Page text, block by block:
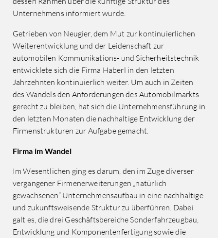
Unternehmens informiert wurde.
Getrieben von Neugier, dem Mut zur kontinuierlichen
Weiterentwicklung und der Leidenschaft zur
automobilen Kommunikations- und Sicherheitstechnik
entwicklete sich die Firma Haberl in den letzten
Jahrzehnten kontinuierlich weiter. Um auch in Zeiten
des Wandels den Anforderungen des Automobilmarkts
gerecht zu bleiben, hat sich die Unternehmensführung in
den letzten Monaten die nachhaltige Entwicklung der
Firmenstrukturen zur Aufgabe gemacht.
Firma im Wandel
Im Wesentlichen ging es darum, den im Zuge diverser
vergangener Firmenerweiterungen „natürlich
gewachsenen“ Unternehmensaufbau in eine nachhaltige
und zukunftsweisende Struktur zu überführen. Dabei
galt es, die drei Geschäftsbereiche Sonderfahrzeugbau,
Entwicklung und Komponentenfertigung sowie die